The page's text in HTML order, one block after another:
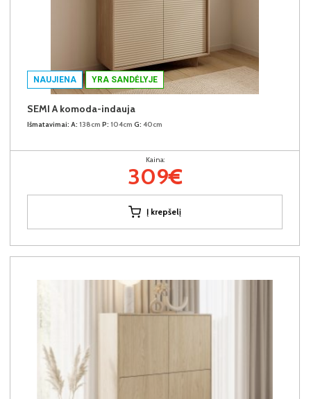
NAUJIENA YRA SANDĖLYJE
SEMI A komoda-indauja
Išmatavimai: A: 138cm P: 104cm G: 40cm
Kaina:
309€
Į krepšelį